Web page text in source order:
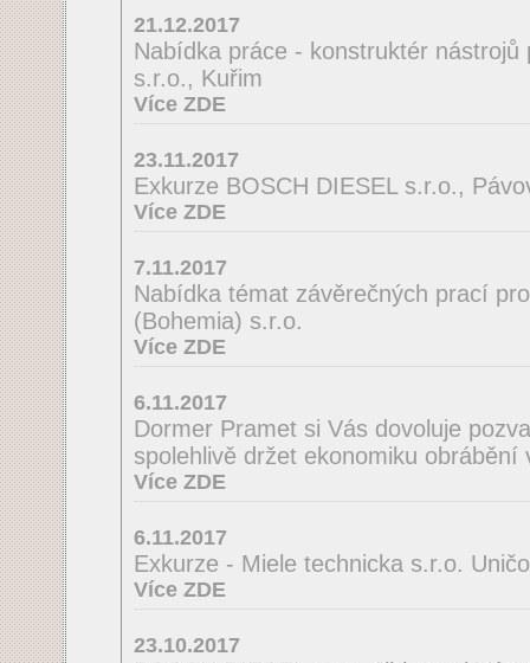
21.12.2017
Nabídka práce - konstruktér
s.r.o., Kuřim
Více ZDE
23.11.2017
Exkurze BOSCH DIESEL s.r.o.,
Více ZDE
7.11.2017
Nabídka témat závěrečných prací
(Bohemia) s.r.o.
Více ZDE
6.11.2017
Dormer Pramet si Vás dovoluje
spolehlivě držet ekonomiku obrábění
Více ZDE
6.11.2017
Exkurze - Miele technicka s.r.o.
Více ZDE
23.10.2017